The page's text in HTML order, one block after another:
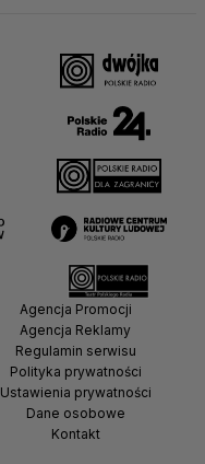
Agencja Promocji
Agencja Reklamy
Regulamin serwisu
Polityka prywatności
Ustawienia prywatności
Dane osobowe
Kontakt